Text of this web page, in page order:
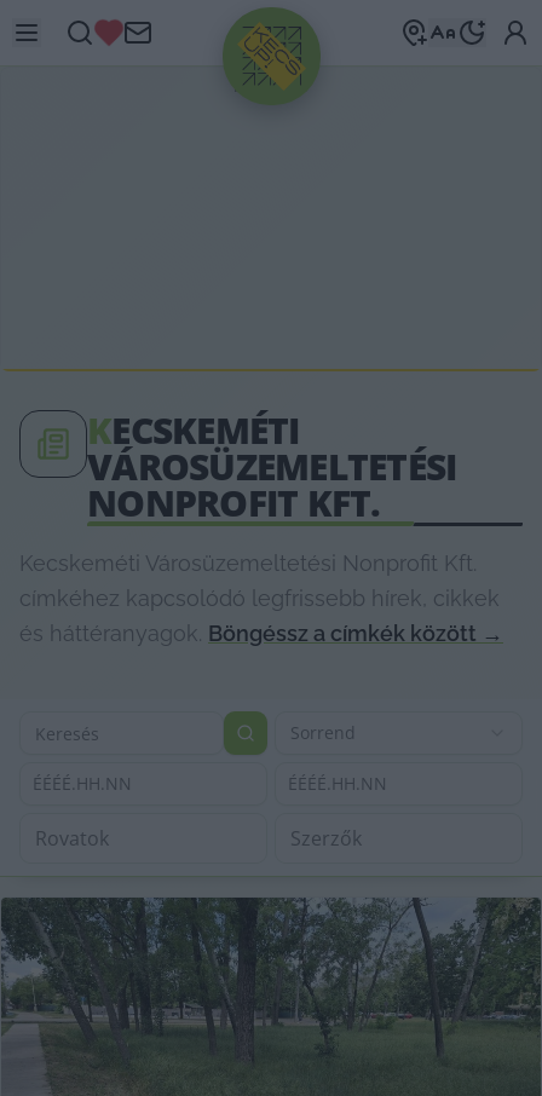
HIRDETÉS
KECSKEMÉTI
VÁROSÜZEMELTETÉSI
NONPROFIT KFT.
Kecskeméti Városüzemeltetési Nonprofit Kft.
címkéhez kapcsolódó legfrissebb hírek, cikkek
és háttéranyagok. Böngéssz a címkék között →
Sorrend
ÉÉÉÉ.HH.NN ÉÉÉÉ.HH.NN